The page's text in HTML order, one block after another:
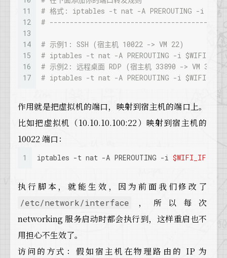
11
12
13
14
15
16
17
# 格式: iptables -t nat -A PREROUTING -i
#
# 示例1: SSH (宿主机 10022 -> VM 22)
# iptables -t nat -A PREROUTING -i
# 示例2: 远程桌面 RDP (宿主机 33890 -> VM 3389)
# iptables -t nat -A PREROUTING -i
作用就是把虚拟机的端口，映射到宿主机的端口上。
比如把虚拟机（10.10.10.100:22）映射到宿主机的
10022 端口：
1 iptables -t nat -A PREROUTING -i $WIFI_IF
执行脚本，就能生效，因为前面我们修改了
/etc/network/interface
，所以每次
networking 服务启动时都会执行到，这样重启也不
用担心不生效了。
访问的方式：假如宿主机在物理路由的 IP 为